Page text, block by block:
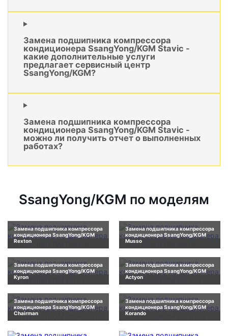
Замена подшипника компрессора
кондиционера SsangYong/KGM Stavic -
какие дополнительные услуги
предлагает сервисный центр
SsangYong/KGM?
Замена подшипника компрессора
кондиционера SsangYong/KGM Stavic -
можно ли получить отчет о выполненных
работах?
SsangYong/KGM по моделям
Замена подшипника компрессора
кондиционера SsangYong/KGM
Rexton
Замена подшипника компрессора
кондиционера SsangYong/KGM
Musso
Замена подшипника компрессора
кондиционера SsangYong/KGM
Kyron
Замена подшипника компрессора
кондиционера SsangYong/KGM
Actyon
Замена подшипника компрессора
кондиционера SsangYong/KGM
Chairman
Замена подшипника компрессора
кондиционера SsangYong/KGM
Korando